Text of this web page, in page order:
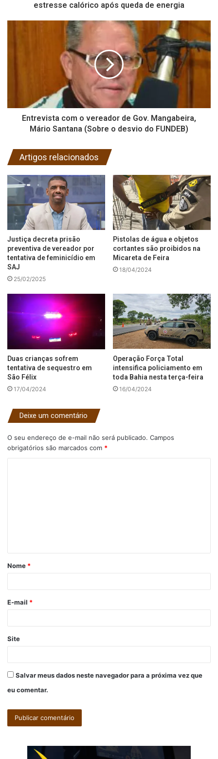
estresse calórico após queda de energia
Entrevista com o vereador de Gov. Mangabeira,
Mário Santana (Sobre o desvio do FUNDEB)
Artigos relacionados
Justiça decreta prisão
preventiva de vereador por
tentativa de feminicídio em
SAJ
25/02/2025
Pistolas de água e objetos
cortantes são proibidos na
Micareta de Feira
18/04/2024
Duas crianças sofrem
tentativa de sequestro em
São Félix
17/04/2024
Operação Força Total
intensifica policiamento em
toda Bahia nesta terça-feira
16/04/2024
Deixe um comentário
O seu endereço de e-mail não será publicado. Campos
obrigatórios são marcados com *
á
r
*
Nome *
E-mail *
Site
Salvar meus dados neste navegador para a próxima vez que
eu comentar.